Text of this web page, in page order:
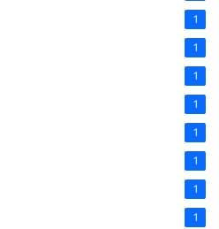
1
1
1
1
1
1
1
1